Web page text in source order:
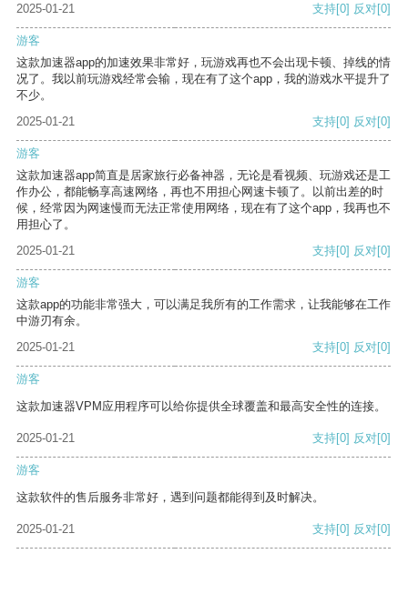
2025-01-21 支持[0] 反对[0]
游客
这款加速器app的加速效果非常好，玩游戏再也不会出现卡顿、掉线的情
况了。我以前玩游戏经常会输，现在有了这个app，我的游戏水平提升了
不少。
2025-01-21
支持[0] 反对[0]
游客
这款加速器app简直是居家旅行必备神器，无论是看视频、玩游戏还是工
作办公，都能畅享高速网络，再也不用担心网速卡顿了。以前出差的时
候，经常因为网速慢而无法正常使用网络，现在有了这个app，我再也不
用担心了。
2025-01-21
支持[0] 反对[0]
游客
这款app的功能非常强大，可以满足我所有的工作需求，让我能够在工作
中游刃有余。
2025-01-21
支持[0] 反对[0]
游客
这款加速器VPM应用程序可以给你提供全球覆盖和最高安全性的连接。
2025-01-21 支持[0] 反对[0]
游客
这款软件的售后服务非常好，遇到问题都能得到及时解决。
2025-01-21 支持[0] 反对[0]